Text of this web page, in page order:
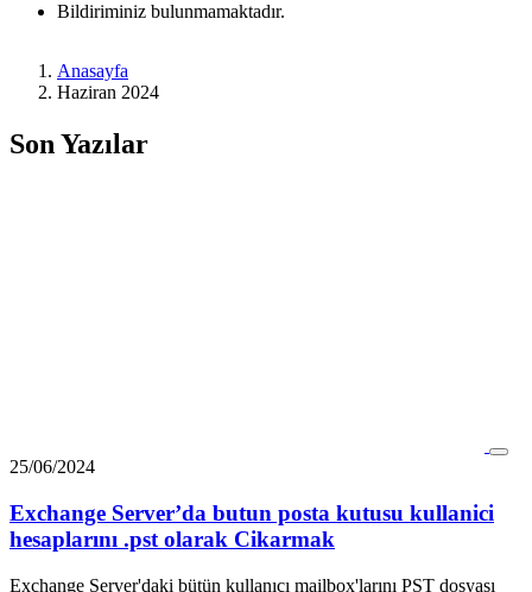
Bildiriminiz bulunmamaktadır.
Anasayfa
Haziran 2024
Son Yazılar
25/06/2024
Exchange Server’da butun posta kutusu kullanici
hesaplarını .pst olarak Cikarmak
Exchange Server'daki bütün kullanıcı mailbox'larını PST dosyası